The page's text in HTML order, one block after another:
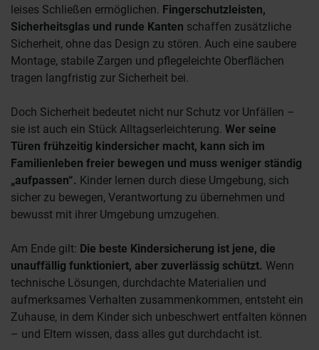
leises Schließen ermöglichen. Fingerschutzleisten,
Sicherheitsglas und runde Kanten schaffen zusätzliche
Sicherheit, ohne das Design zu stören. Auch eine saubere
Montage, stabile Zargen und pflegeleichte Oberflächen
tragen langfristig zur Sicherheit bei.
Doch Sicherheit bedeutet nicht nur Schutz vor Unfällen –
sie ist auch ein Stück Alltagserleichterung. Wer seine
Türen frühzeitig kindersicher macht, kann sich im
Familienleben freier bewegen und muss weniger ständig
„aufpassen“. Kinder lernen durch diese Umgebung, sich
sicher zu bewegen, Verantwortung zu übernehmen und
bewusst mit ihrer Umgebung umzugehen.
Am Ende gilt: Die beste Kindersicherung ist jene, die
unauffällig funktioniert, aber zuverlässig schützt. Wenn
technische Lösungen, durchdachte Materialien und
aufmerksames Verhalten zusammenkommen, entsteht ein
Zuhause, in dem Kinder sich unbeschwert entfalten können
– und Eltern wissen, dass alles gut durchdacht ist.